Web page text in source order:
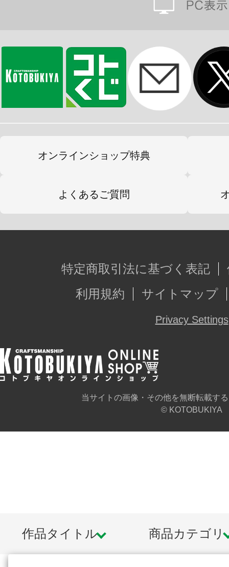
オンラインショップ特典
よくあるご質問
特定商取引法に基づく表記
利用規約
サイトマップ
Privacy Settings
当サイトの画像・その他を無断転載す
© KOTOBUKIYA
作品タイトル 商品カテゴリ